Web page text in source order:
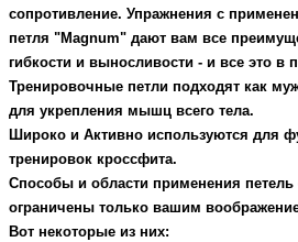
сопротивление. Упражнения с
петля "Magnum" дают вам все
гибкости и выносливости - и все это в
Тренировочные петли подходят как
для укрепления мышц всего тела.
Широко и Активно используются для
тренировок кроссфита.
Способы и области применения
ограничены только вашим
Вот некоторые из них: